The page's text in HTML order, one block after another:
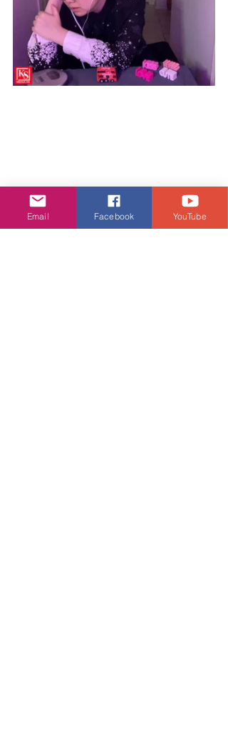
娛樂頭條
Email Facebook YouTube